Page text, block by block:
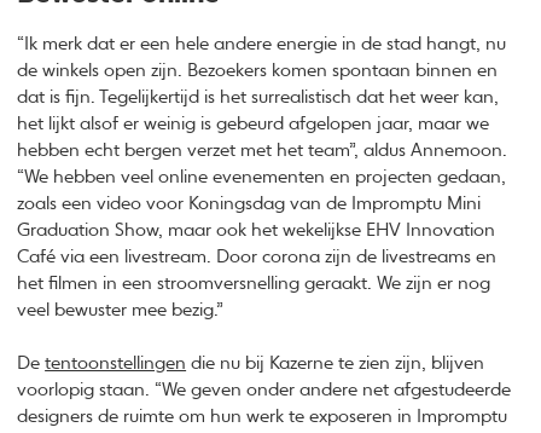
“Ik merk dat er een hele andere energie in de stad hangt, nu
de winkels open zijn. Bezoekers komen spontaan binnen en
dat is fijn. Tegelijkertijd is het surrealistisch dat het weer kan,
het lijkt alsof er weinig is gebeurd afgelopen jaar, maar we
hebben echt bergen verzet met het team”, aldus Annemoon.
“We hebben veel online evenementen en projecten gedaan,
zoals een video voor Koningsdag van de Impromptu Mini
Graduation Show, maar ook het wekelijkse EHV Innovation
Café via een livestream. Door corona zijn de livestreams en
het filmen in een stroomversnelling geraakt. We zijn er nog
veel bewuster mee bezig.”
Detentoonstellingen die nu bij Kazerne te zien zijn, blijven
voorlopig staan. “We geven onder andere net afgestudeerde
designers de ruimte om hun werk te exposeren in Impromptu